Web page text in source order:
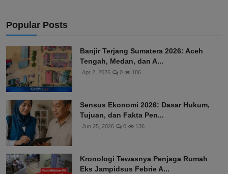
Popular Posts
Banjir Terjang Sumatera 2026: Aceh
Tengah, Medan, dan A...
Apr 2, 2026 0 186
Sensus Ekonomi 2026: Dasar Hukum,
Tujuan, dan Fakta Pen...
Jun 25, 2026 0 136
Kronologi Tewasnya Penjaga Rumah
Eks Jampidsus Febrie A...